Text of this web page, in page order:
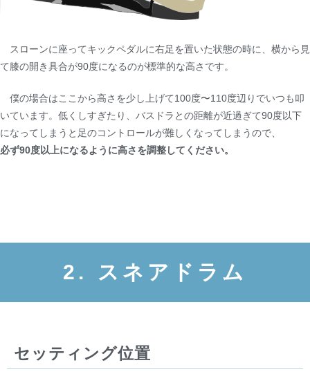
スローンに座ってキックペダルに右足を置いた状態の時に、横から見
て膝の開き具合が90度になるのが標準的な高さです。
僕の場合はここから高さを少し上げて100度〜110度辺りでいつも叩
いています。低くしすぎたり、バスドラとの距離が近過ぎて90度以下
になってしまうと足のコントロールが難しくなってしまうので、
必ず90度以上になるように高さを調整してください。
2. スネアドラム
セッティング位置